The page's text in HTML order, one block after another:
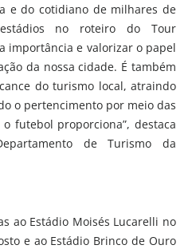
e do cotidiano de milhares de
no roteiro do Tour
importância e valorizar o papel
da nossa cidade. É também
do turismo local, atraindo
o pertencimento por meio das
futebol proporciona”, destaca
de Turismo da
ao Estádio Moisés Lucarelli no
e ao Estádio Brinco de Ouro